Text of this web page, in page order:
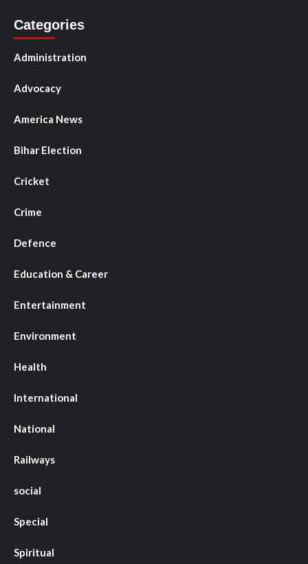
Categories
Administration
Advocacy
America News
Bihar Election
Cricket
Crime
Defence
Education & Career
Entertainment
Environment
Health
International
National
Railways
social
Special
Spiritual